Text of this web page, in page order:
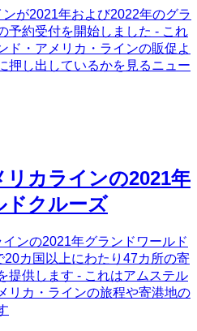
が2021年および2022年のグラ
予約受付を開始しました - これ
ド・アメリカ・ラインの販促よ
押し出しているかを見るニュー
カラインの2021年
ドクルーズ
ンの2021年グランドワールド
20カ国以上にわたり47カ所の寄
提供します - これはアムステル
リカ・ラインの旅程や寄港地の